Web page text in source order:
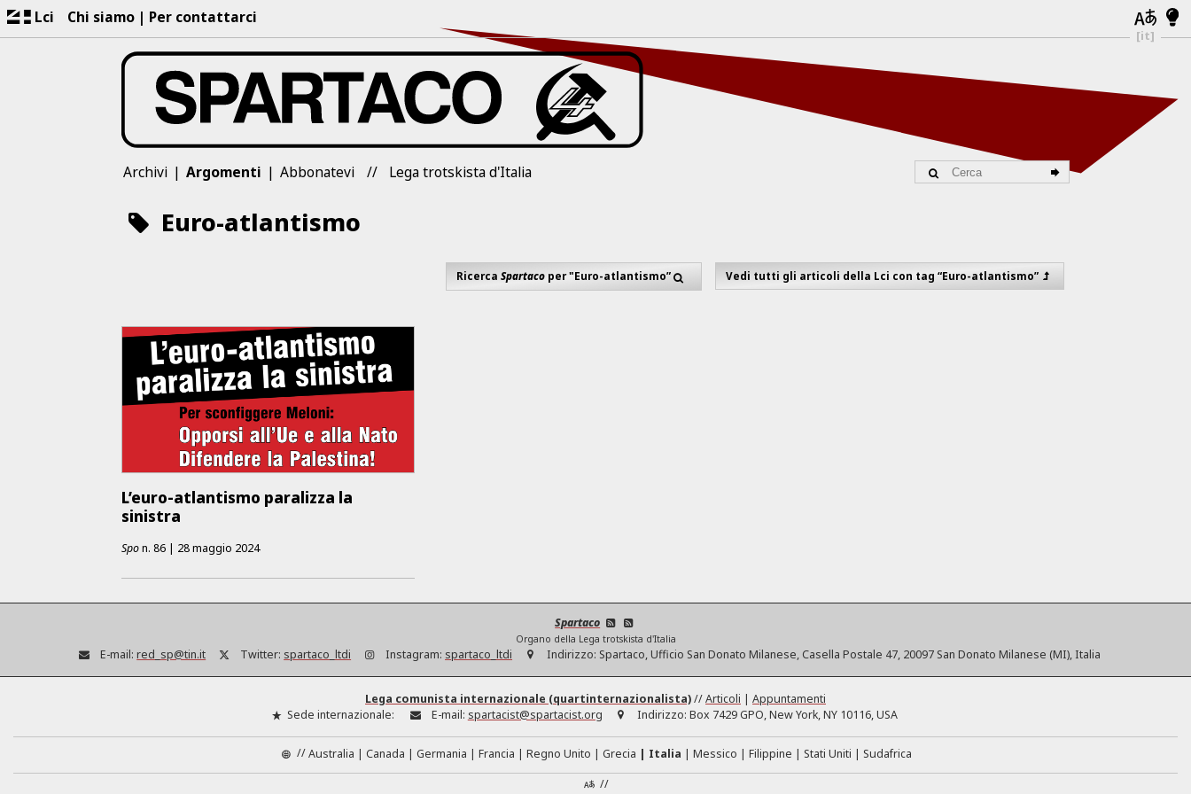
Lci Chi siamo Per contattarci
[it]
Archivi Argomenti Abbonatevi Lega trotskista d'Italia
Euro-atlantismo
RicercaSpartaco per "Euro-atlantismo” Vedi tutti gli articoli della Lci con tag “Euro-atlantismo”
L’euro-atlantismo paralizza la
sinistra
Spon.86 | 28 maggio 2024
Spartaco
Organo della Lega trotskista d'Italia
E-mail: red_sp@tin.it Twitter: spartaco_ltdi Instagram: spartaco_ltdi Indirizzo: Spartaco, Ufficio San Donato Milanese, Casella Postale 47, 20097 San Donato Milanese (MI), Italia
Lega comunista internazionale (quartinternazionalista)//Articoli | Appuntamenti
Sede internazionale:
E-mail: spartacist@spartacist.org Indirizzo: Box 7429 GPO, New York, NY 10116, USA
//Australia Canada Germania Francia Regno Unito Grecia Italia Messico Filippine Stati Uniti Sudafrica
//